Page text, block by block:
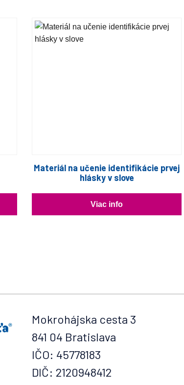
Materiál na učenie identifikácie prvej
hlásky v slove
Viac info
Mokrohájska cesta 3
841 04 Bratislava
IČO: 45778183
DIČ: 2120948412